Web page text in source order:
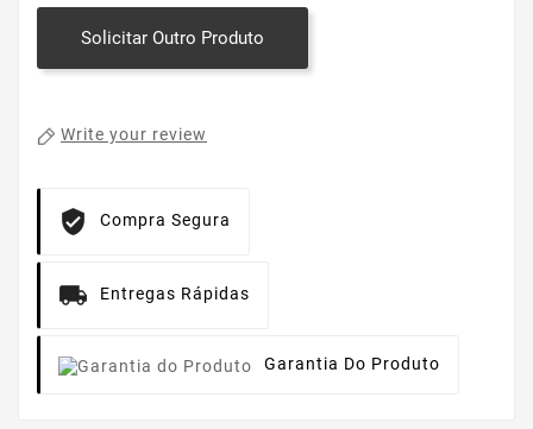
Solicitar Outro Produto
Write your review
Compra Segura
Entregas Rápidas
Garantia Do Produto